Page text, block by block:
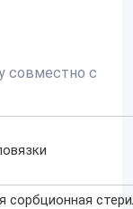
совместно с
сорбционная